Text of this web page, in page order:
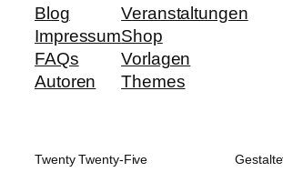
Blog
Impressum
FAQs
Autoren
Veranstaltungen
Shop
Vorlagen
Themes
Twenty Twenty-Five